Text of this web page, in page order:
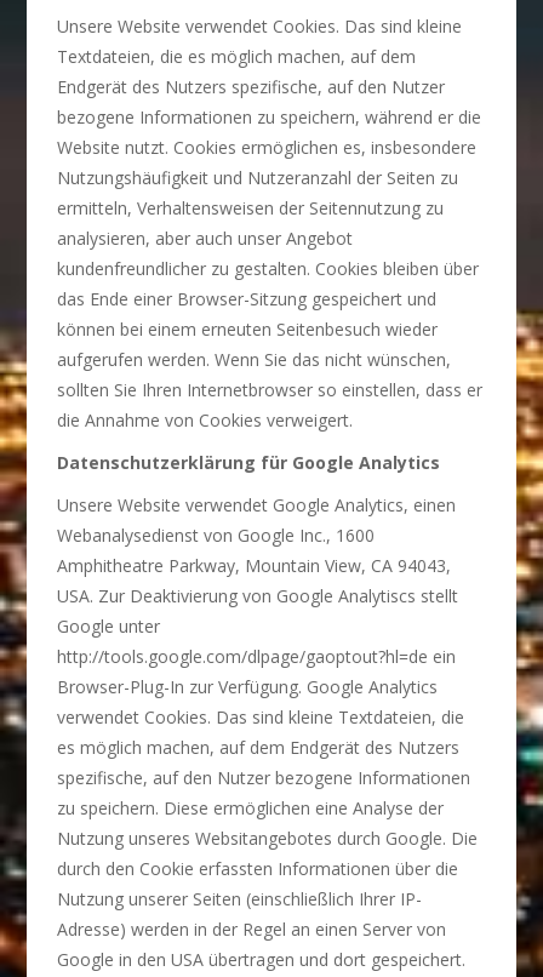
Unsere Website verwendet Cookies. Das sind kleine
Textdateien, die es möglich machen, auf dem
Endgerät des Nutzers spezifische, auf den Nutzer
bezogene Informationen zu speichern, während er die
Website nutzt. Cookies ermöglichen es, insbesondere
Nutzungshäufigkeit und Nutzeranzahl der Seiten zu
ermitteln, Verhaltensweisen der Seitennutzung zu
analysieren, aber auch unser Angebot
kundenfreundlicher zu gestalten. Cookies bleiben über
das Ende einer Browser-Sitzung gespeichert und
können bei einem erneuten Seitenbesuch wieder
aufgerufen werden. Wenn Sie das nicht wünschen,
sollten Sie Ihren Internetbrowser so einstellen, dass er
die Annahme von Cookies verweigert.
Datenschutzerklärung für Google Analytics
Unsere Website verwendet Google Analytics, einen
Webanalysedienst von Google Inc., 1600
Amphitheatre Parkway, Mountain View, CA 94043,
USA. Zur Deaktivierung von Google Analytiscs stellt
Google unter
http://tools.google.com/dlpage/gaoptout?hl=de ein
Browser-Plug-In zur Verfügung. Google Analytics
verwendet Cookies. Das sind kleine Textdateien, die
es möglich machen, auf dem Endgerät des Nutzers
spezifische, auf den Nutzer bezogene Informationen
zu speichern. Diese ermöglichen eine Analyse der
Nutzung unseres Websitangebotes durch Google. Die
durch den Cookie erfassten Informationen über die
Nutzung unserer Seiten (einschließlich Ihrer IP-
Adresse) werden in der Regel an einen Server von
Google in den USA übertragen und dort gespeichert.